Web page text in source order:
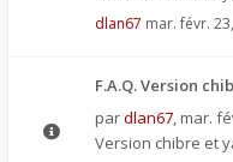
dlan67 mar. févr.
F.A.Q. Version
pardlan67, mar.
Version chibre et